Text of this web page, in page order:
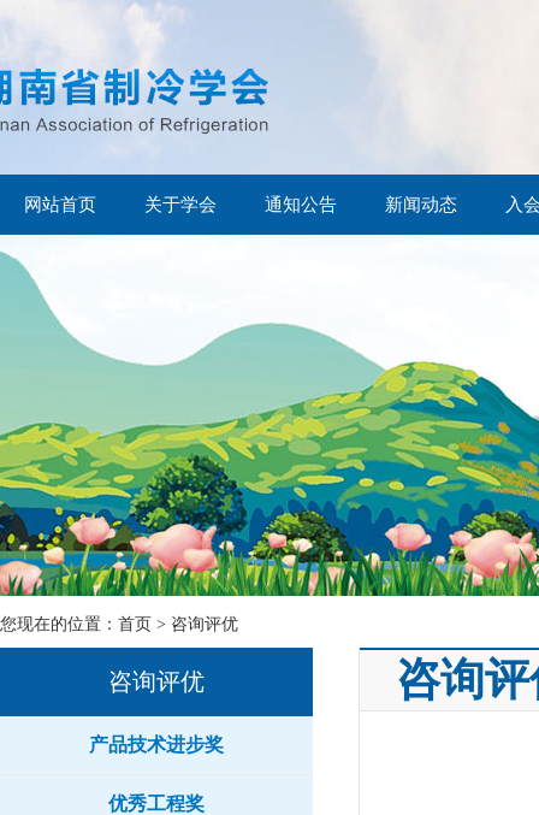
网站首页 关于学会 通知公告 新闻动态 入
您现在的位置： 首页 > 咨询评优
咨询评优
产品技术进步奖
优秀工程奖
咨询